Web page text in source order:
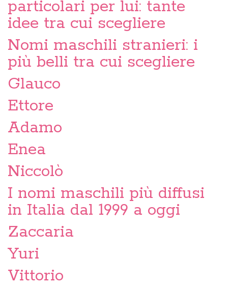
particolari per lui: tante
idee tra cui scegliere
Nomi maschili stranieri: i
più belli tra cui scegliere
Glauco
Ettore
Adamo
Enea
Niccolò
I nomi maschili più diffusi
in Italia dal 1999 a oggi
Zaccaria
Yuri
Vittorio